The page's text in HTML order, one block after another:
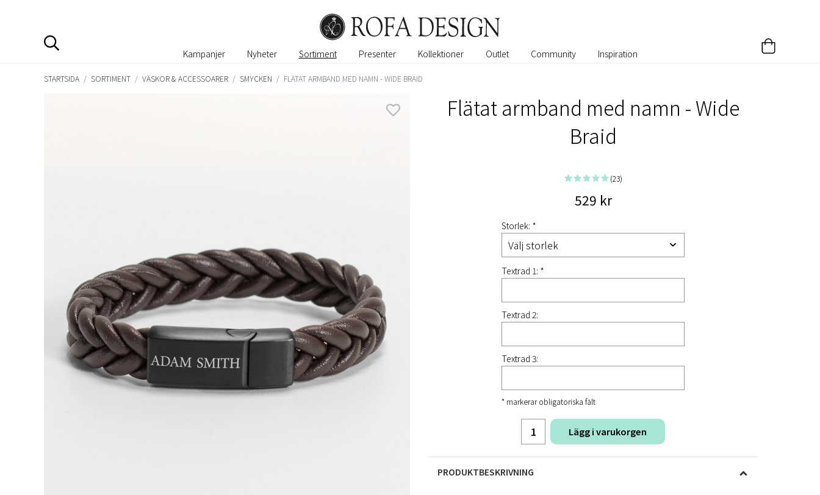
Kampanjer Nyheter Sortiment Presenter Kollektioner Outlet Community Inspiration
STARTSIDA / SORTIMENT / VÄSKOR & ACCESSOARER / SMYCKEN / FLÄTAT ARMBAND MED NAMN - WIDE BRAID
Flätat armband med namn - Wide
Braid
(23)
529 kr
Storlek: *
Textrad 1: *
Textrad 2:
Textrad 3:
* markerar obligatoriska fält
Lägg i varukorgen
PRODUKTBESKRIVNING